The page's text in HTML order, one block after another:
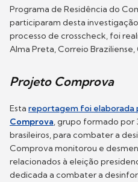
Programa de Residência do
participaram desta
processo de crosscheck, foi
Alma Preta, Correio Braziliense,
Projeto Comprova
Esta reportagem foi elaborada
Comprova, grupo formado por
brasileiros, para combater a
Comprova monitorou e
relacionados à eleição
dedicada a combater a